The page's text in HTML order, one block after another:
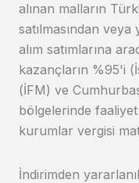
alınan malların
satılmasından veya
alım satımlarına
kazançların %95'i
(İFM) ve
bölgelerinde
kurumlar vergisi
İndirimden